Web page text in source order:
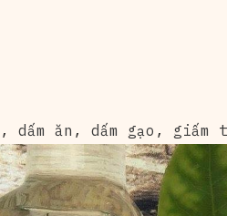
, dấm ăn , dấm gạo , giấm